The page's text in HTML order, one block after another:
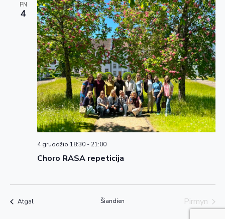
PN
4
Choro RASA repeticija
4 gruodžio 18:30- 21:00
AtgalRenginiai Šiandien
Pirmyn